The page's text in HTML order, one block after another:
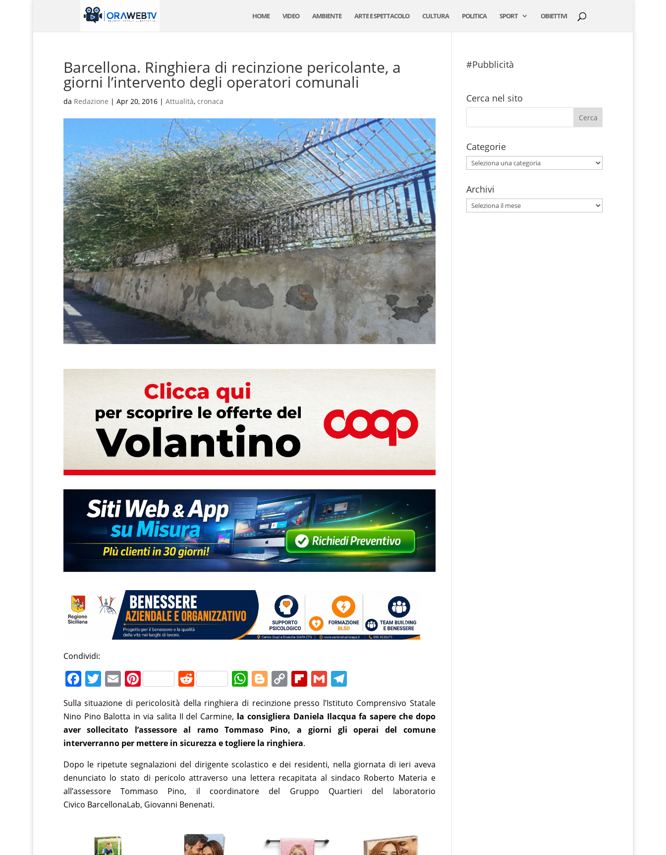
HOME VIDEO AMBIENTE ARTE E SPETTACOLO CULTURA POLITICA SPORT OBIETTIVI
Barcellona. Ringhiera di recinzione pericolante, a
giorni l’intervento degli operatori comunali
da Redazione | Apr 20, 2016| Attualità, cronaca
Condividi:
F
a
c
e
b
o
o
k
T
w
itt
er
E
m
ai
l
Pi
nt
er
e
st
R
e
d
di
t
W
h
at
s
A
p
p
Bl
o
g
g
er
C
o
p
y
Li
n
k
Fl
ip
b
o
ar
d
G
m
ai
l
T
e
gr
m
Sulla situazione di pericolosità della ringhiera di recinzione presso l’Istituto Comprensivo Statale
Nino Pino Balotta in via salita II del Carmine, la consigliera Daniela Ilacqua fa sapere che dopo
aver sollecitato l’assessore al ramo Tommaso Pino, a giorni gli operai del comune
interverranno per mettere in sicurezza e togliere la ringhiera.
Dopo le ripetute segnalazioni del dirigente scolastico e dei residenti, nella giornata di ieri aveva
denunciato lo stato di pericolo attraverso una lettera recapitata al sindaco Roberto Materia e
all’assessore Tommaso Pino, il coordinatore del Gruppo Quartieri del laboratorio
Civico BarcellonaLab, Giovanni Benenati.
#Pubblicità
Cerca nel sito
Categorie
Categorie
Archivi
Archivi